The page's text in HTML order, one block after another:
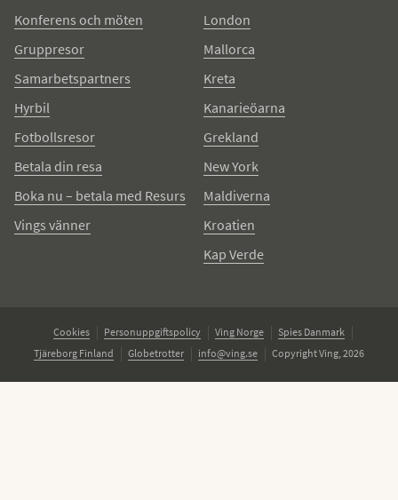
Konferens och möten
Gruppresor
Samarbetspartners
Hyrbil
Fotbollsresor
Betala din resa
Boka nu – betala med Resurs
Vings vänner
London
Mallorca
Kreta
Kanarieöarna
Grekland
New York
Maldiverna
Kroatien
Kap Verde
Cookies Personuppgiftspolicy Ving Norge
Spies Danmark
Tjäreborg Finland
Globetrotter info@ving.se Copyright Ving, 2026